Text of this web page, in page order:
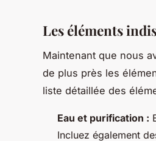
Les éléments
Maintenant que nous
de plus près les
liste détaillée des
Eau et purification :
Incluez également